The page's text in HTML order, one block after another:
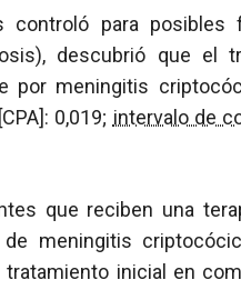
controló para
descubrió que el
por meningitis
0,019; intervalo de
que reciben una
meningitis
inicial en